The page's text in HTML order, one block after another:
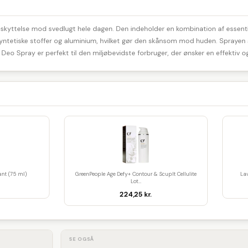
mod svedlugt hele dagen. Den indeholder en kombination af
stoffer og aluminium, hvilket gør den skånsom mod huden.
Spray er perfekt til den miljøbevidste forbruger, der ønsker en effektiv
(75 ml)
GreenPeople Age Defy+ Contour & Scuplt Cellulite
Lot...
224,25 kr.
SE OGSÅ